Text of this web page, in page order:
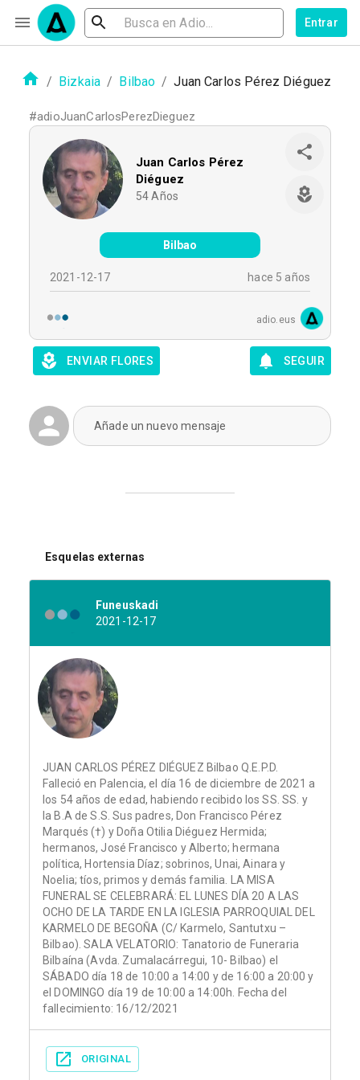
Entrar
/ Bizkaia / Bilbao / Juan Carlos Pérez Diéguez
#adioJuanCarlosPerezDieguez
Juan Carlos Pérez
Diéguez
54 Años
Bilbao
2021-12-17 hace 5 años
adio.eus
ENVIAR FLORES SEGUIR
Añade un nuevo mensaje
Esquelas externas
Funeuskadi
2021-12-17
JUAN CARLOS PÉREZ DIÉGUEZ Bilbao Q.E.P.D.
Falleció en Palencia, el día 16 de diciembre de 2021 a
los 54 años de edad, habiendo recibido los SS. SS. y
la B.A de S.S. Sus padres, Don Francisco Pérez
Marqués (†) y Doña Otilia Diéguez Hermida;
hermanos, José Francisco y Alberto; hermana
política, Hortensia Díaz; sobrinos, Unai, Ainara y
Noelia; tíos, primos y demás familia. LA MISA
FUNERAL SE CELEBRARÁ: EL LUNES DÍA 20 A LAS
OCHO DE LA TARDE EN LA IGLESIA PARROQUIAL DEL
KARMELO DE BEGOÑA (C/ Karmelo, Santutxu –
Bilbao). SALA VELATORIO: Tanatorio de Funeraria
Bilbaína (Avda. Zumalacárregui, 10- Bilbao) el
SÁBADO día 18 de 10:00 a 14:00 y de 16:00 a 20:00 y
el DOMINGO día 19 de 10:00 a 14:00h. Fecha del
fallecimiento: 16/12/2021
ORIGINAL